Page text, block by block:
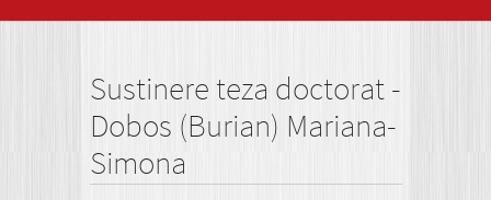
Sustinere teza doctorat -
Dobos (Burian) Mariana-
Simona